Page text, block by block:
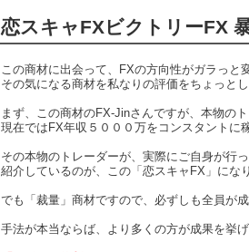
恋スキャFXビクトリーFX
この商材に出会って、FXの方向性がガラっと
その気になる商材を私なりの評価をちょっと
まず、この商材のFX-Jinさんですが、本物の
現在ではFX年収５０００万をコンスタントに
その本物のトレーダーが、実際にご自身が行
紹介しているのが、この「恋スキャFX」にな
でも「裁量」商材ですので、必ずしも全員が
手法が本当ならば、より多くの方が成果を挙